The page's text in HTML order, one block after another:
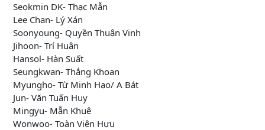
Seokmin DK- Thạc Mẫn
Lee Chan- Lý Xán
Soonyoung- Quyền Thuận Vinh
Jihoon- Trí Huân
Hansol- Hàn Suất
Seungkwan- Thắng Khoan
Myungho- Từ Minh Hạo/ A Bát
Jun- Văn Tuấn Huy
Mingyu- Mẫn Khuê
Wonwoo- Toàn Viên Hựu